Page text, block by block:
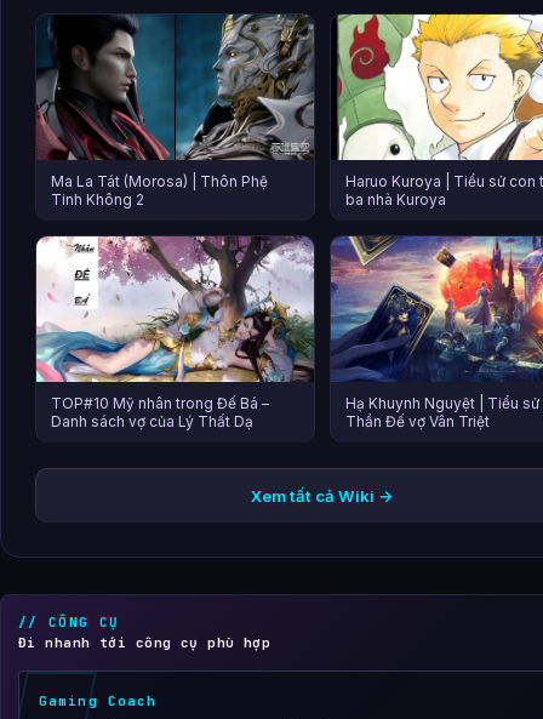
Ma La Tát (Morosa) | Thôn Phệ
Tinh Không 2
Haruo Kuroya | Tiểu sử con
ba nhà Kuroya
TOP#10 Mỹ nhân trong Đế Bá –
Danh sách vợ của Lý Thất Dạ
Hạ Khuynh Nguyệt | Tiểu
Thần Đế vợ Vân Triệt
Xem tất cả Wiki →
// CÔNG CỤ
Đi nhanh tới công cụ phù hợp
Gaming Coach